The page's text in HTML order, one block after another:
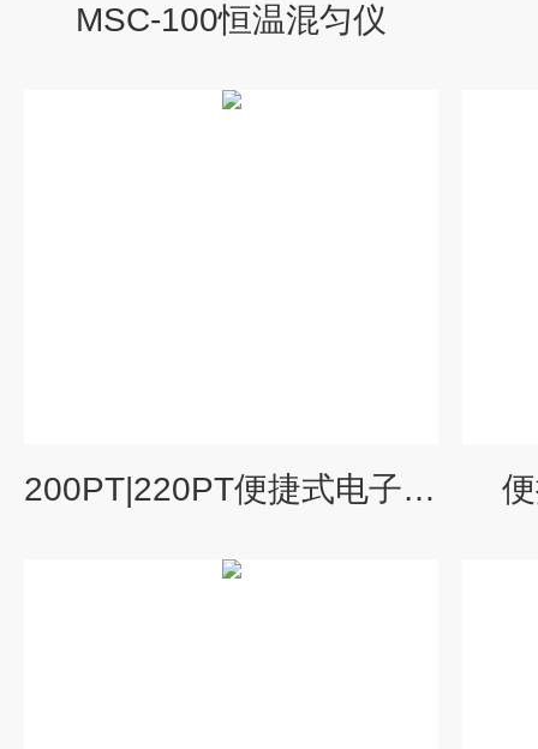
MSC-100恒温混匀仪
200PT|220PT便捷式电子点火本生灯